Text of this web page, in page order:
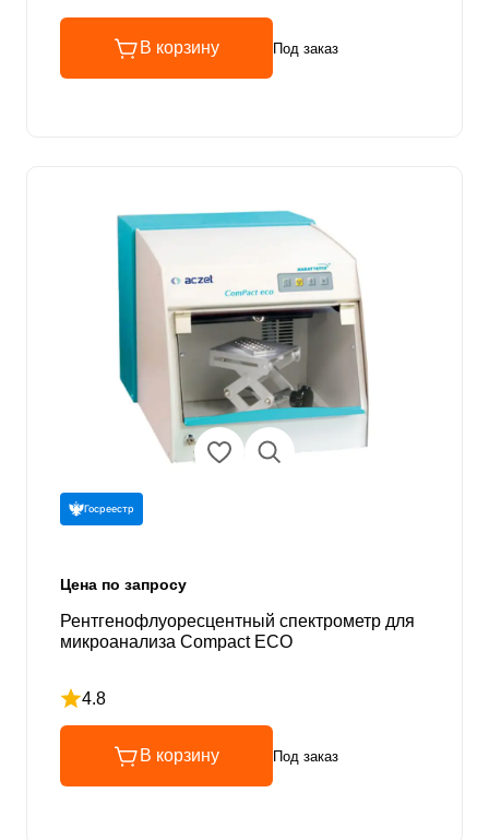
В корзину Под заказ
Госреестр
Цена по запросу
Рентгенофлуоресцентный спектрометр для
микроанализа Compact ECO
4.8
Рейтинг 4.8 из 5
В корзину Под заказ